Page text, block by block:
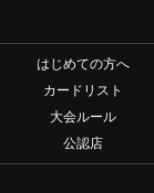
はじめての方へ
カードリスト
大会ルール
公認店